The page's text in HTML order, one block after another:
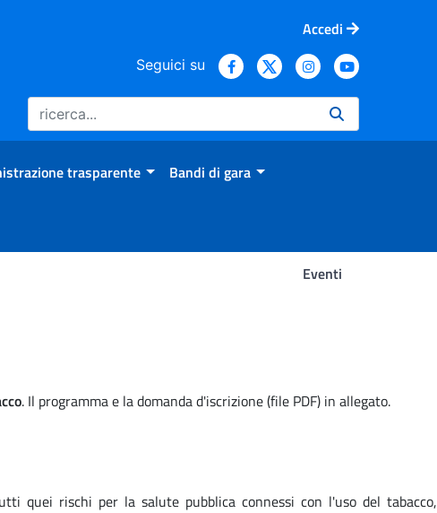
Accedi
Seguici su
trasparente Bandi di gara
Eventi
. Il programma e la domanda d'iscrizione (file PDF) in allegato.
quei rischi per la salute pubblica connessi con l'uso del tabacco,